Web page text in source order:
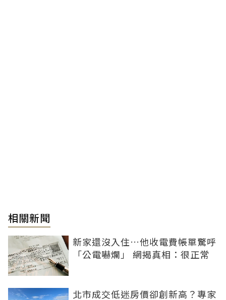
相關新聞
新家還沒入住…他收電費帳單驚呼
「公電嚇爛」 網揭真相：很正常
北市成交低迷房價卻創新高？專家